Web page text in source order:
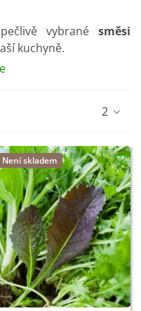
vybrané směsi
kuchyně.
nároky na pěstování.
2
Není skladem